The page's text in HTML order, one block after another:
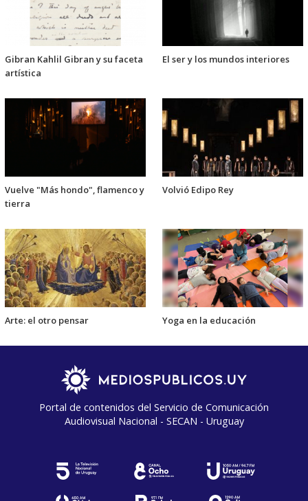
Gibran Kahlil Gibran y su faceta
artística
El ser y los mundos interiores
Vuelve "Más hondo", flamenco y
tierra
Volvió Edipo Rey
Arte: el otro pensar Yoga en la educación
Portal de contenidos del Servicio de Comunicación
Audiovisual Nacional - SECAN - Uruguay